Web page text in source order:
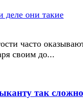
часто
своим до...
так сложно